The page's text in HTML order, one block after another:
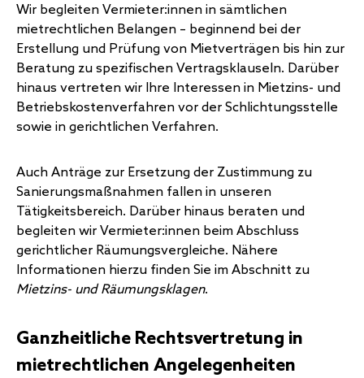
Wir begleiten Vermieter:innen in sämtlichen
mietrechtlichen Belangen – beginnend bei der
Erstellung und Prüfung von Mietverträgen bis hin zur
Beratung zu spezifischen Vertragsklauseln. Darüber
hinaus vertreten wir Ihre Interessen in Mietzins- und
Betriebskostenverfahren vor der Schlichtungsstelle
sowie in gerichtlichen Verfahren.
Auch Anträge zur Ersetzung der Zustimmung zu
Sanierungsmaßnahmen fallen in unseren
Tätigkeitsbereich. Darüber hinaus beraten und
begleiten wir Vermieter:innen beim Abschluss
gerichtlicher Räumungsvergleiche. Nähere
Informationen hierzu finden Sie im Abschnitt zu
Mietzins- und Räumungsklagen.
Ganzheitliche Rechtsvertretung in
mietrechtlichen Angelegenheiten